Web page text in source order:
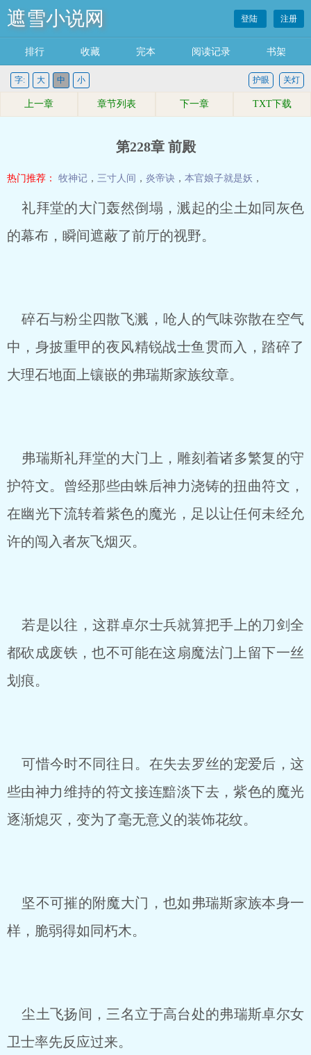
遮雪小说网 登陆 注册
排行 收藏 完本 阅读记录 书架
字: 大 中 小 关灯
护眼
上一章 章节列表 下一章 TXT下载
第228章 前殿
热门推荐： 牧神记 ， 三寸人间 ， 炎帝诀 ， 本官娘子就是妖 ，
礼拜堂的大门轰然倒塌，溅起的尘土如同灰色
的幕布，瞬间遮蔽了前厅的视野。
碎石与粉尘四散飞溅，呛人的气味弥散在空气
中，身披重甲的夜风精锐战士鱼贯而入，踏碎了
大理石地面上镶嵌的弗瑞斯家族纹章。
弗瑞斯礼拜堂的大门上，雕刻着诸多繁复的守
护符文。曾经那些由蛛后神力浇铸的扭曲符文，
在幽光下流转着紫色的魔光，足以让任何未经允
许的闯入者灰飞烟灭。
若是以往，这群卓尔士兵就算把手上的刀剑全
都砍成废铁，也不可能在这扇魔法门上留下一丝
划痕。
可惜今时不同往日。在失去罗丝的宠爱后，这
些由神力维持的符文接连黯淡下去，紫色的魔光
逐渐熄灭，变为了毫无意义的装饰花纹。
坚不可摧的附魔大门，也如弗瑞斯家族本身一
样，脆弱得如同朽木。
尘土飞扬间，三名立于高台处的弗瑞斯卓尔女
卫士率先反应过来。